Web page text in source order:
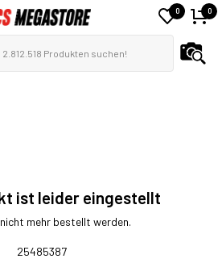
0 0
ist leider eingestellt
mehr bestellt werden.
25485387